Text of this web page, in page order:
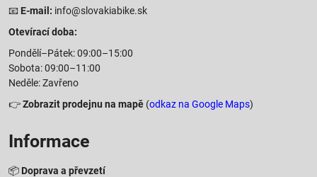
📧 E-mail: info@slovakiabike.sk
Otevírací doba:
Pondělí–Pátek: 09:00–15:00
Sobota: 09:00–11:00
Neděle: Zavřeno
👉Zobrazit prodejnu na mapě (odkaz na Google Maps)
Informace
📦 Doprava a převzetí